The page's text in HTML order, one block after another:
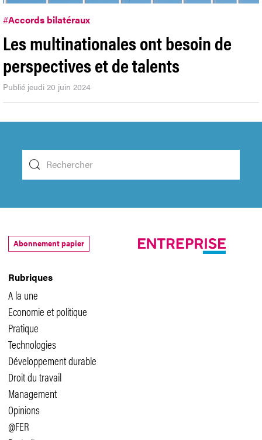
#Accords bilatéraux
Les multinationales ont besoin de
perspectives et de talents
Publié jeudi 20 juin 2024
Rubriques
A la une
Economie et politique
Pratique
Technologies
Développement durable
Droit du travail
Management
Opinions
@FER
Abonnement papier